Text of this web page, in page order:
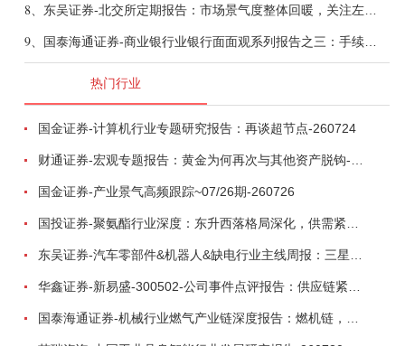
8、 东吴证券-北交所定期报告：市场景气度整体回暖，关注左侧窗口机会-260808
9、 国泰海通证券-商业银行业银行面面观系列报告之三：手续费收入，轻资本布局再发力-260808
热门行业
国金证券-计算机行业专题研究报告：再谈超节点-260724
国金证券-产业景气高频跟踪~07/26期-260726